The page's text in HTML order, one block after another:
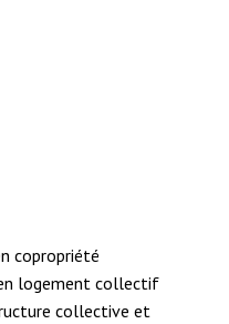
copropriété
logement collectif
collective et